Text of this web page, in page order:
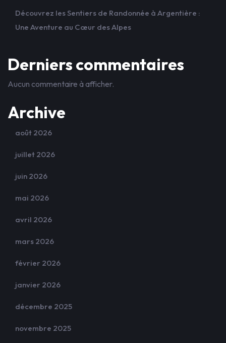
Découvrez les Sentiers de Randonnée à Argentière :
Une Aventure au Cœur des Alpes
Derniers commentaires
Aucun commentaire à afficher.
Archive
août 2026
juillet 2026
juin 2026
mai 2026
avril 2026
mars 2026
février 2026
janvier 2026
décembre 2025
novembre 2025